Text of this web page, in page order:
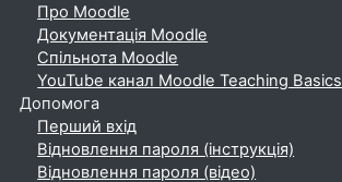
Про Moodle
Документація Moodle
Спільнота Moodle
YouTube канал Moodle Teaching Basics
Допомога
Перший вхід
Відновлення пароля (інструкція)
Відновлення пароля (відео)